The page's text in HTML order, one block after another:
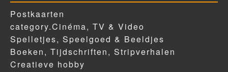
Postkaarten
category.Cinéma, TV & Video
Spelletjes, Speelgoed & Beeldjes
Boeken, Tijdschriften, Stripverhalen
Creatieve hobby